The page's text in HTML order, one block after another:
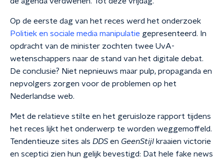
Op de eerste dag van het reces werd het onderzoek
Politiek en sociale media manipulatie gepresenteerd. In
opdracht van de minister zochten twee UvA-
wetenschappers naar de stand van het digitale debat.
De conclusie? Niet nepnieuws maar pulp, propaganda en
nepvolgers zorgen voor de problemen op het
Nederlandse web.
Met de relatieve stilte en het geruisloze rapport tijdens
het reces lijkt het onderwerp te worden weggemoffeld.
Tendentieuze sites als DDSen GeenStijl kraaien victorie
en sceptici zien hun gelijk bevestigd: Dat hele fake news